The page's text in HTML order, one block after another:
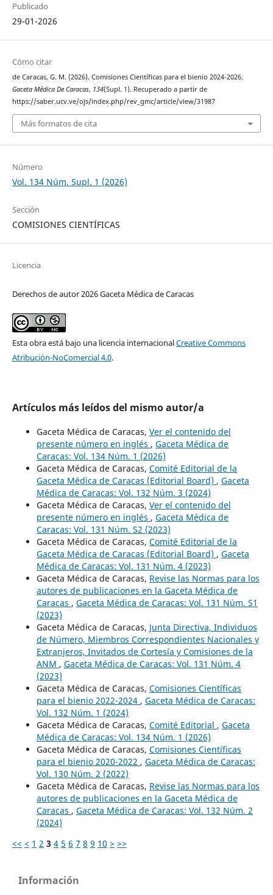
Publicado
29-01-2026
Cómo citar
de Caracas, G. M. (2026). Comisiones Científicas para el bienio 2024-2026.
Gaceta Médica De Caracas, 134(Supl. 1). Recuperado a partir de
https://saber.ucv.ve/ojs/index.php/rev_gmc/article/view/31987
Más formatos de cita
Número
Vol. 134 Núm. Supl. 1 (2026)
Sección
COMISIONES CIENTÍFICAS
Licencia
Derechos de autor 2026 Gaceta Médica de Caracas
Esta obra está bajo una licencia internacionalCreative Commons
Atribución-NoComercial 4.0.
Artículos más leídos del mismo autor/a
Gaceta Médica de Caracas, Ver el contenido del
presente número en inglés , Gaceta Médica de
Caracas: Vol. 134 Núm. 1 (2026)
Gaceta Médica de Caracas, Comité Editorial de la
Gaceta Médica de Caracas (Editorial Board) , Gaceta
Médica de Caracas: Vol. 132 Núm. 3 (2024)
Gaceta Médica de Caracas, Ver el contenido del
presente número en inglés , Gaceta Médica de
Caracas: Vol. 131 Núm. S2 (2023)
Gaceta Médica de Caracas, Comité Editorial de la
Gaceta Médica de Caracas (Editorial Board) , Gaceta
Médica de Caracas: Vol. 131 Núm. 4 (2023)
Gaceta Médica de Caracas, Revise las Normas para los
autores de publicaciones en la Gaceta Médica de
Caracas , Gaceta Médica de Caracas: Vol. 131 Núm. S1
(2023)
Gaceta Médica de Caracas, Junta Directiva, Individuos
de Número, Miembros Correspondientes Nacionales y
Extranjeros, Invitados de Cortesía y Comisiones de la
ANM , Gaceta Médica de Caracas: Vol. 131 Núm. 4
(2023)
Gaceta Médica de Caracas, Comisiones Científicas
para el bienio 2022-2024 , Gaceta Médica de Caracas:
Vol. 132 Núm. 1 (2024)
Gaceta Médica de Caracas, Comité Editorial , Gaceta
Médica de Caracas: Vol. 134 Núm. 1 (2026)
Gaceta Médica de Caracas, Comisiones Científicas
para el bienio 2020-2022 , Gaceta Médica de Caracas:
Vol. 130 Núm. 2 (2022)
Gaceta Médica de Caracas, Revise las Normas para los
autores de publicaciones en la Gaceta Médica de
Caracas , Gaceta Médica de Caracas: Vol. 132 Núm. 2
(2024)
<< < 1 2 3 4 5 6 7 8 9 10 > >>
Información